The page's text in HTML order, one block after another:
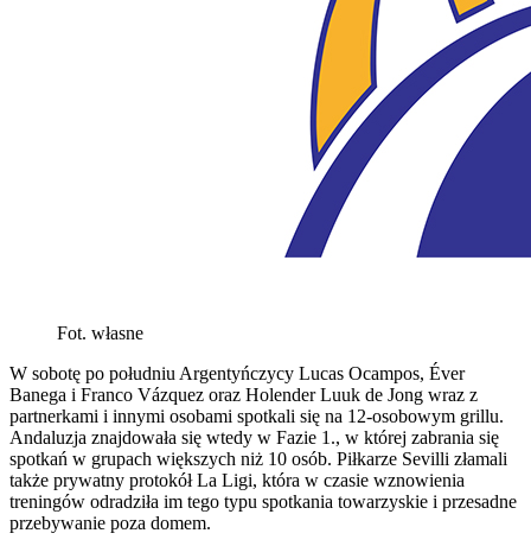
Fot. własne
W sobotę po południu Argentyńczycy Lucas Ocampos, Éver
Banega i Franco Vázquez oraz Holender Luuk de Jong wraz z
partnerkami i innymi osobami spotkali się na 12-osobowym grillu.
Andaluzja znajdowała się wtedy w Fazie 1., w której zabrania się
spotkań w grupach większych niż 10 osób. Piłkarze Sevilli złamali
także prywatny protokół La Ligi, która w czasie wznowienia
treningów odradziła im tego typu spotkania towarzyskie i przesadne
przebywanie poza domem.